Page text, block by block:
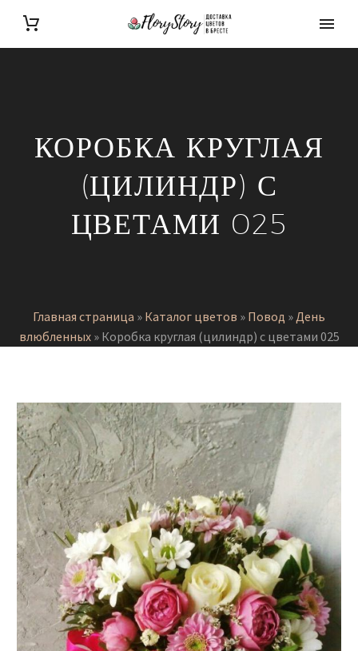
КОРОБКА КРУГЛАЯ
(ЦИЛИНДР) С
ЦВЕТАМИ 025
Главная страница » Каталог цветов » Повод »День
влюбленных» Коробка круглая (цилиндр) с цветами 025